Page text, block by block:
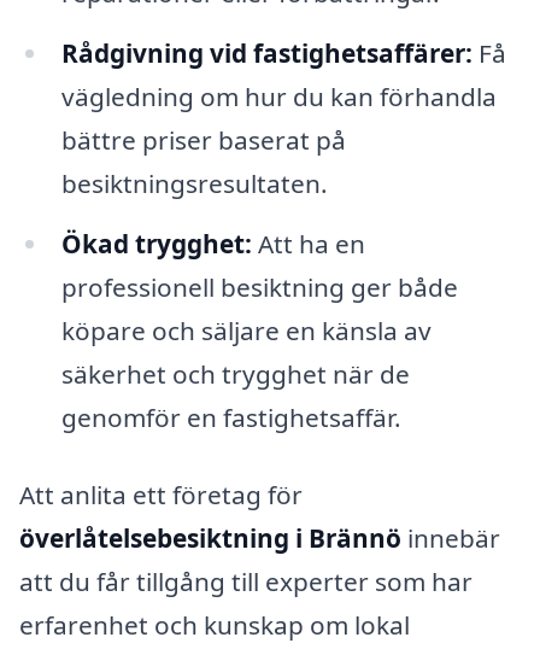
Rådgivning vid fastighetsaffärer: Få
vägledning om hur du kan förhandla
bättre priser baserat på
besiktningsresultaten.
Ökad trygghet: Att ha en
professionell besiktning ger både
köpare och säljare en känsla av
säkerhet och trygghet när de
genomför en fastighetsaffär.
Att anlita ett företag för
överlåtelsebesiktning i Brännö innebär
att du får tillgång till experter som har
erfarenhet och kunskap om lokal